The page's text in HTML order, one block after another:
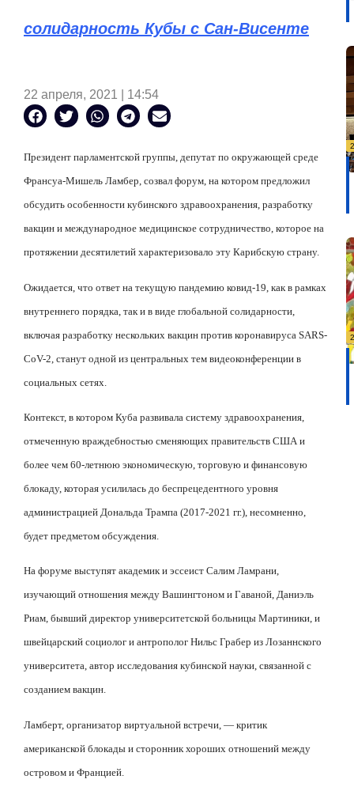
солидарность Кубы с Сан-Висенте
22 апреля, 2021 | 14:54
Президент парламентской группы, депутат по окружающей среде
Франсуа-Мишель Ламбер, созвал форум, на котором предложил
обсудить особенности кубинского здравоохранения, разработку
вакцин и международное медицинское сотрудничество, которое на
протяжении десятилетий характеризовало эту Карибскую страну.
Ожидается, что ответ на текущую пандемию ковид-19, как в рамках
внутреннего порядка, так и в виде глобальной солидарности,
включая разработку нескольких вакцин против коронавируса SARS-
CoV-2, станут одной из центральных тем видеоконференции в
социальных сетях.
Контекст, в котором Куба развивала систему здравоохранения,
отмеченную враждебностью сменяющих правительств США и
более чем 60-летнюю экономическую, торговую и финансовую
блокаду, которая усилилась до беспрецедентного уровня
администрацией Дональда Трампа (2017-2021 гг.), несомненно,
будет предметом обсуждения.
На форуме выступят академик и эссеист Салим Ламрани,
изучающий отношения между Вашингтоном и Гаваной, Даниэль
Риам, бывший директор университетской больницы Мартиники, и
швейцарский социолог и антрополог Нильс Грабер из Лозаннского
университета, автор исследования кубинской науки, связанной с
созданием вакцин.
Ламберт, организатор виртуальной встречи, — критик
американской блокады и сторонник хороших отношений между
островом и Францией.